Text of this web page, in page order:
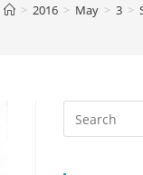
> 2016 > May > 3 >